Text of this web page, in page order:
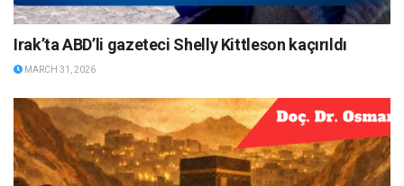
Irak’ta ABD’li gazeteci Shelly Kittleson kaçırıldı
MARCH 31, 2026